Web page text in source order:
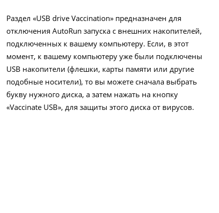
Раздел «USB drive Vaccination» предназначен для
отключения AutoRun запуска с внешних накопителей,
подключенных к вашему компьютеру. Если, в этот
момент, к вашему компьютеру уже были подключены
USB накопители (флешки, карты памяти или другие
подобные носители), то вы можете сначала выбрать
букву нужного диска, а затем нажать на кнопку
«Vaccinate USB», для защиты этого диска от вирусов.